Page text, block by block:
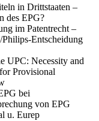
in Drittstaaten –
des EPG?
im Patentrecht –
Entscheidung
UPC: Necessity and
Provisional
bei
von EPG
u. Eurep